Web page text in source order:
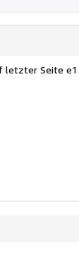
letzter Seite e1